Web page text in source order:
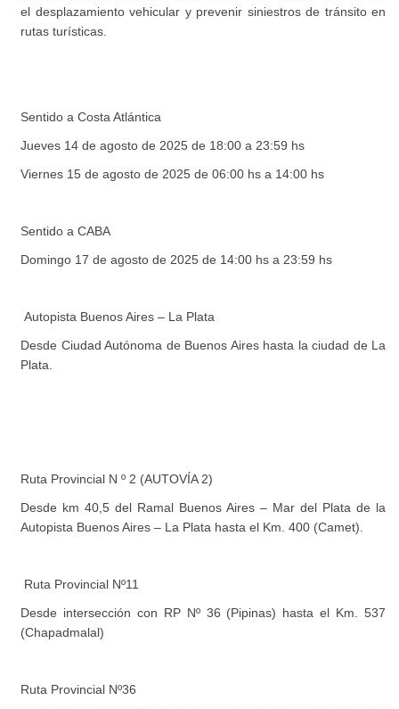
el desplazamiento vehicular y prevenir siniestros de tránsito en
rutas turísticas.
Sentido a Costa Atlántica
Jueves 14 de agosto de 2025 de 18:00 a 23:59 hs
Viernes 15 de agosto de 2025 de 06:00 hs a 14:00 hs
Sentido a CABA
Domingo 17 de agosto de 2025 de 14:00 hs a 23:59 hs
Autopista Buenos Aires – La Plata
Desde Ciudad Autónoma de Buenos Aires hasta la ciudad de La
Plata.
Ruta Provincial N º 2 (AUTOVÍA 2)
Desde km 40,5 del Ramal Buenos Aires – Mar del Plata de la
Autopista Buenos Aires – La Plata hasta el Km. 400 (Camet).
Ruta Provincial Nº11
Desde intersección con RP Nº 36 (Pipinas) hasta el Km. 537
(Chapadmalal)
Ruta Provincial Nº36